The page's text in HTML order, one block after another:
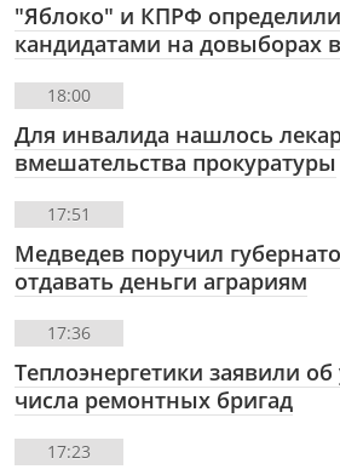
"Яблоко" и КПРФ
кандидатами на довыборах
18:00
Для инвалида нашлось
вмешательства прокуратуры
17:51
Медведев поручил
отдавать деньги аграриям
17:36
Теплоэнергетики заявили
числа ремонтных бригад
17:23